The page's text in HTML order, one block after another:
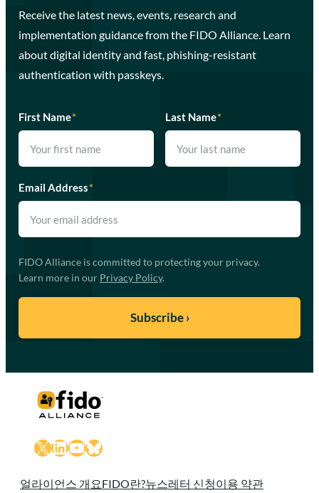
Receive the latest news, events, research and
implementation guidance from the FIDO Alliance. Learn
about digital identity and fast, phishing-resistant
authentication with passkeys.
First Name* Last Name*
Email Address*
FIDO Alliance is committed to protecting your privacy.
Learn more in our Privacy Policy.
X LinkedIn
YouTube
Bluesky
얼라이언스 개요FIDO란?뉴스레터 신청이용 약관